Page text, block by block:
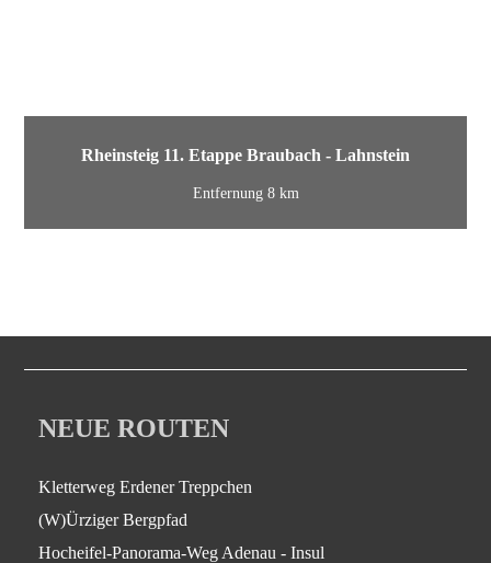
Rheinsteig 11. Etappe Braubach - Lahnstein
Entfernung 8 km
NEUE ROUTEN
Kletterweg Erdener Treppchen
(W)Ürziger Bergpfad
Hocheifel-Panorama-Weg Adenau - Insul